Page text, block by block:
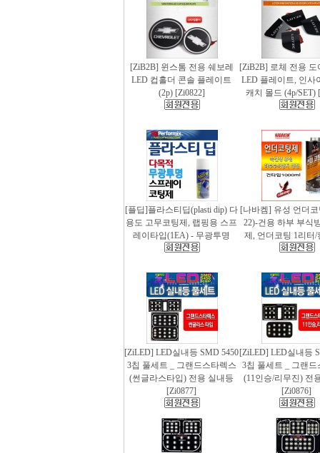
[ZiB2B] 윈스톰 전용 쉐보레
LED 컵홀더 콘솔 플레이트
(2p) [Zi0822]
[ZiB2B] 로체 전용 도
LED 플레이트, 인사
캐치 몰드 (4p/SET)
[플딥]플라스티딥(plasti dip) 다
용도 고무코팅제, 랩핑용 스프
레이타입(1EA) - 무광투명
[나바켐] 유성 언더
22)-건용 하부 부식
제, 언더코팅 1리터/
[ZiLED] LED실내등 SMD 5450
3칩 풀세트 _ 그랜드스타렉스
(썬글라스타입) 전용 실내등
[Zi0877]
[ZiLED] LED실내등
3칩 풀세트 _ 그랜드
(11인승/리무진) 전
[Zi0876]